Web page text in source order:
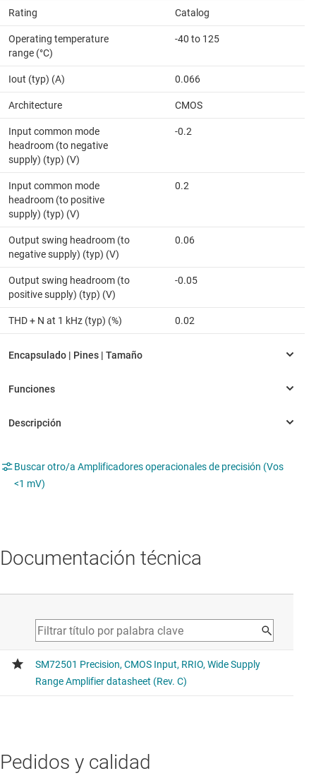
Rating Catalog
Operating temperature
range (°C)
-40 to 125
Iout (typ) (A) 0.066
Architecture CMOS
Input common mode
headroom (to negative
supply) (typ) (V)
-0.2
Input common mode
headroom (to positive
supply) (typ) (V)
0.2
Output swing headroom (to
negative supply) (typ) (V)
0.06
Output swing headroom (to
positive supply) (typ) (V)
-0.05
THD + N at 1 kHz (typ) (%) 0.02
Buscar otro/a Amplificadores operacionales de precisión (Vos
<1 mV)
Documentación técnica
Pedidos y calidad